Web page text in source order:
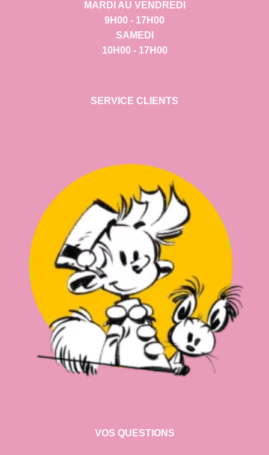
MARDI AU VENDREDI
9H00 - 17H00
SAMEDI
10H00 - 17H00
SERVICE CLIENTS
VOS QUESTIONS